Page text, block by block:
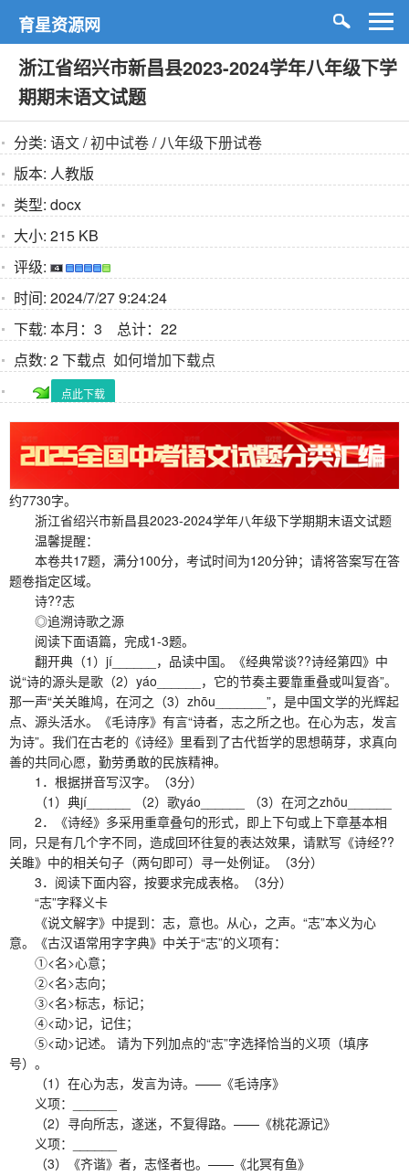
育星资源网
浙江省绍兴市新昌县2023-2024学年八年级下学
期期末语文试题
分类: 语文/初中试卷/八年级下册试卷
版本: 人教版
类型: docx
大小: 215 KB
评级:
时间: 2024/7/27 9:24:24
下载: 本月：3 总计：22
点数: 2 下载点 如何增加下载点
点此下载
约7730字。
浙江省绍兴市新昌县2023-2024学年八年级下学期期末语文试题
温馨提醒：
本卷共17题，满分100分，考试时间为120分钟；请将答案写在答
题卷指定区域。
诗??志
◎追溯诗歌之源
阅读下面语篇，完成1-3题。
翻开典（1）jí______，品读中国。《经典常谈??诗经第四》中
说“诗的源头是歌（2）yáo______，它的节奏主要靠重叠或叫复沓”。
那一声“关关雎鸠，在河之（3）zhōu_______”，是中国文学的光辉起
点、源头活水。《毛诗序》有言“诗者，志之所之也。在心为志，发言
为诗”。我们在古老的《诗经》里看到了古代哲学的思想萌芽，求真向
善的共同心愿，勤劳勇敢的民族精神。
1．根据拼音写汉字。（3分）
（1）典jí______ （2）歌yáo______ （3）在河之zhōu______
2．《诗经》多采用重章叠句的形式，即上下句或上下章基本相
同，只是有几个字不同，造成回环往复的表达效果，请默写《诗经??
关雎》中的相关句子（两句即可）寻一处例证。（3分）
3．阅读下面内容，按要求完成表格。（3分）
“志”字释义卡
《说文解字》中提到：志，意也。从心，之声。“志”本义为心
意。《古汉语常用字字典》中关于“志”的义项有：
①<名>心意；
②<名>志向；
③<名>标志，标记；
④<动>记，记住；
⑤<动>记述。 请为下列加点的“志”字选择恰当的义项（填序
号）。
（1）在心为志，发言为诗。——《毛诗序》
义项：______
（2）寻向所志，遂迷，不复得路。——《桃花源记》
义项：______
（3）《齐谐》者，志怪者也。——《北冥有鱼》